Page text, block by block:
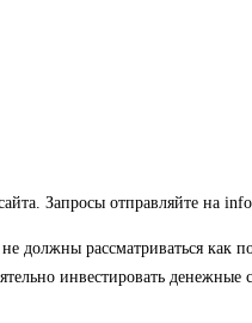
Запросы отправляйте на
должны рассматриваться как
инвестировать денежные